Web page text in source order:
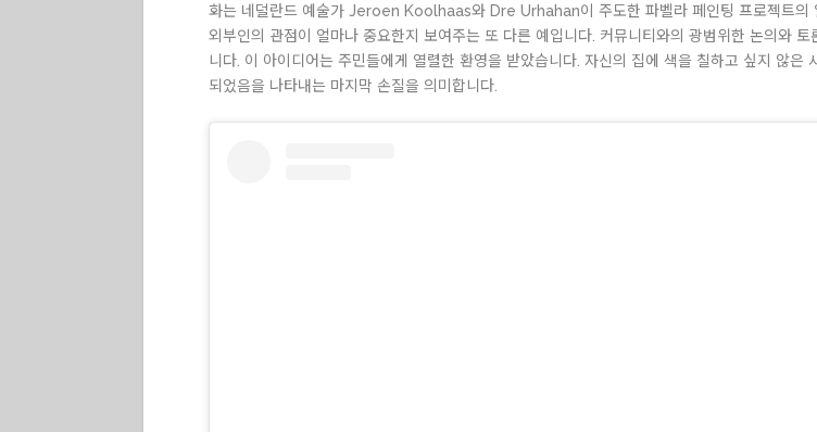
화는 네덜란드 예술가 Jeroen Koolhaas와 Dre Urhahan이 주도한 파벨라 페인팅 프로젝트의
외부인의 관점이 얼마나 중요한지 보여주는 또 다른 예입니다. 커뮤니티와의 광범위한 논의와
니다. 이 아이디어는 주민들에게 열렬한 환영을 받았습니다. 자신의 집에 색을 칠하고 싶지 않
되었음을 나타내는 마지막 손질을 의미합니다.